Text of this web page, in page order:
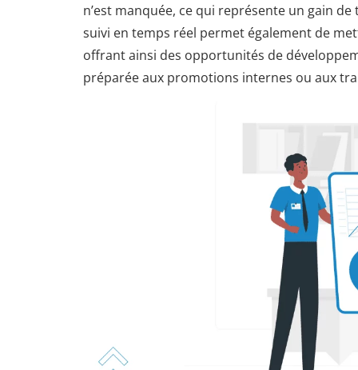
n’est manquée, ce qui représente un gain
suivi en temps réel permet également de
offrant ainsi des opportunités de
préparée aux promotions internes ou aux